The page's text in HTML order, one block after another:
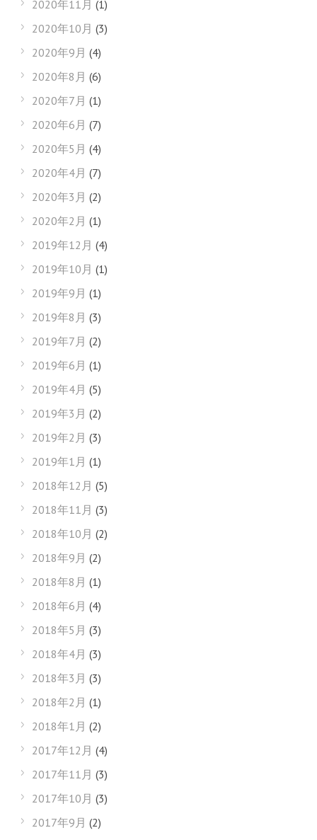
2020年11月 (1)
2020年10月 (3)
2020年9月 (4)
2020年8月 (6)
2020年7月 (1)
2020年6月 (7)
2020年5月 (4)
2020年4月 (7)
2020年3月 (2)
2020年2月 (1)
2019年12月 (4)
2019年10月 (1)
2019年9月 (1)
2019年8月 (3)
2019年7月 (2)
2019年6月 (1)
2019年4月 (5)
2019年3月 (2)
2019年2月 (3)
2019年1月 (1)
2018年12月 (5)
2018年11月 (3)
2018年10月 (2)
2018年9月 (2)
2018年8月 (1)
2018年6月 (4)
2018年5月 (3)
2018年4月 (3)
2018年3月 (3)
2018年2月 (1)
2018年1月 (2)
2017年12月 (4)
2017年11月 (3)
2017年10月 (3)
2017年9月 (2)